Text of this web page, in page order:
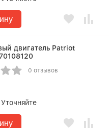
двигатель Patriot
0 отзывов
Уточняйте